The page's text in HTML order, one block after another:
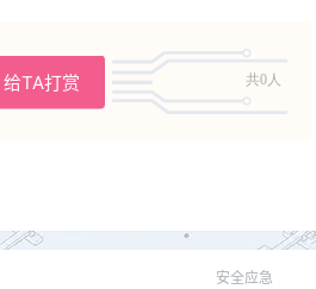
给TA打赏 共0人
安全应急